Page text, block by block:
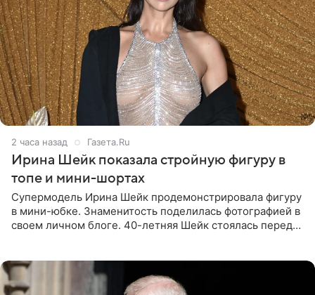
2 часа назад Газета.Ru
Ирина Шейк показала стройную фигуру в
топе и мини-шортах
Супермодель Ирина Шейк продемонстрировала фигуру
в мини-юбке. Знаменитость поделилась фотографией в
своем личном блоге. 40-летняя Шейк стоялась перед